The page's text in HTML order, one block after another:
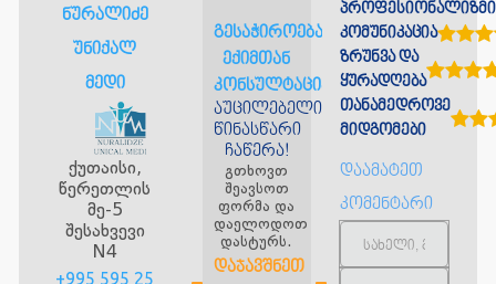
ნურალიძე
უნიქალ
მედი
ქუთაისი,
წერეთლის
მე-5
შესახვევი
N4
+995 595 25
გესაჭიროებათ
ექიმთან
კონსულტაცია?
აუცილებელია
წინასწარი
ჩაწერა!
გთხოვთ
შეავსოთ
ფორმა და
დაელოდოთ
დასტურს.
ᲓᲐᲯᲐᲕᲨᲜᲔᲗ
პროფესიონალიზმი
კომუნიკაცია
ზრუნვა და
ყურადღება
თანამედროვე
მიდგომები
დაამატეთ
კომენტარი